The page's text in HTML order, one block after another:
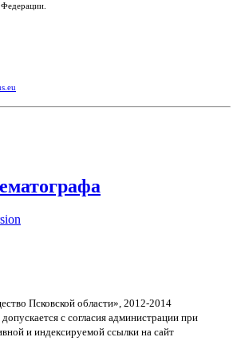
Псковской области», 2012-2014
с согласия администрации при
и индексируемой ссылки на сайт